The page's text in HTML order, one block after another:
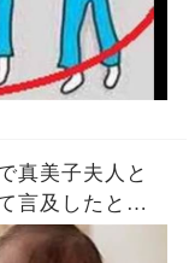
真美子夫人と
言及したと話
てそう！